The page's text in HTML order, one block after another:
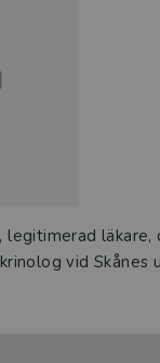
legitimerad läkare,
vid Skånes